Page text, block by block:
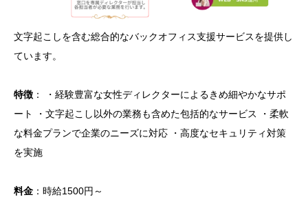
文字起こしを含む総合的なバックオフィス支援サービスを提供し
ています。
特徴 ： ・経験豊富な女性ディレクターによるきめ細やかなサポ
ート ・文字起こし以外の業務も含めた包括的なサービス ・柔軟
な料金プランで企業のニーズに対応 ・高度なセキュリティ対策
を実施
料金 ：時給1500円～